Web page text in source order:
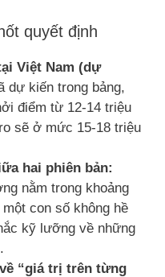
quyết định
Việt Nam (dự
dự kiến trong bảng,
điểm từ 12-14 triệu
sẽ ở mức 15-18 triệu
hai phiên bản:
nằm trong khoảng
con số không hề
kỹ lưỡng về những
“giá trị trên từng